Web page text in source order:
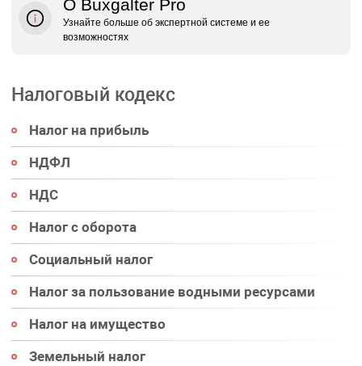
О Buxgalter Pro
Узнайте больше об экспертной системе и ее
возможностях
Налоговый кодекс
Налог на прибыль
НДФЛ
НДС
Налог с оборота
Социальный налог
Налог за пользование водными ресурсами
Налог на имущество
Земельный налог